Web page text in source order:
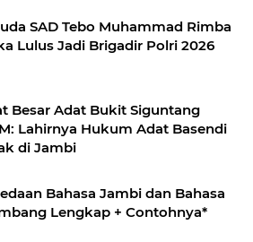
SAD Tebo Muhammad Rimba
Lulus Jadi Brigadir Polri 2026
Besar Adat Bukit Siguntang
Lahirnya Hukum Adat Basendi
di Jambi
Bahasa Jambi dan Bahasa
Lengkap + Contohnya*